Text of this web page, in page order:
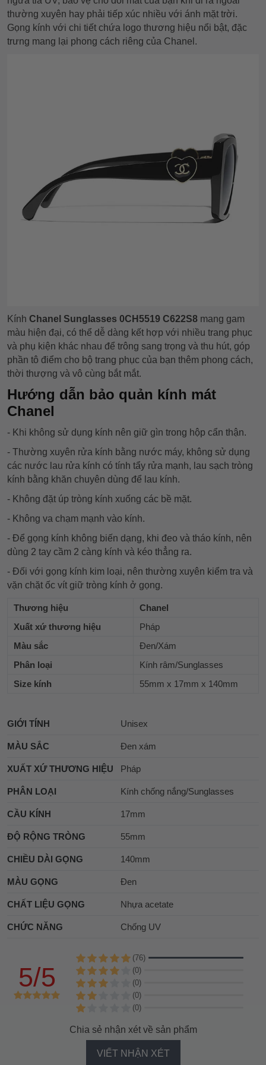
thường xuyên hay phải tiếp xúc nhiều với ánh mặt trời.
Gọng kính với chi tiết chứa logo thương hiệu nổi bật, đặc
trưng mang lại phong cách riêng của Chanel.
Kính Chanel Sunglasses 0CH5519 C622S8 mang gam
màu hiện đại, có thể dễ dàng kết hợp với nhiều trang phục
và phụ kiện khác nhau để trông sang trọng và thu hút, góp
phần tô điểm cho bộ trang phục của bạn thêm phong cách,
thời thượng và vô cùng bắt mắt.
Hướng dẫn bảo quản kính mát
Chanel
- Khi không sử dụng kính nên giữ gìn trong hộp cẩn thận.
- Thường xuyên rửa kính bằng nước máy, không sử dụng
các nước lau rửa kính có tính tẩy rửa mạnh, lau sạch tròng
kính bằng khăn chuyên dùng để lau kính.
- Không đặt úp tròng kính xuống các bề mặt.
- Không va chạm mạnh vào kính.
- Để gọng kính không biến dạng, khi đeo và tháo kính, nên
dùng 2 tay cầm 2 càng kính và kéo thẳng ra.
- Đối với gọng kính kim loại, nên thường xuyên kiểm tra và
vặn chặt ốc vít giữ tròng kính ở gọng.
Thương hiệu
Chanel
Xuất xứ thương hiệu
Pháp
Màu sắc
Đen/Xám
Phân loại
Kính râm/Sunglasses
Size kính
55mm x 17mm x 140mm
GIỚI TÍNH Unisex
MÀU SẮC Đen xám
XUẤT XỨ THƯƠNG HIỆU Pháp
PHÂN LOẠI Kính chống nắng/Sunglasses
CẦU KÍNH 17mm
ĐỘ RỘNG TRÒNG 55mm
CHIỀU DÀI GỌNG 140mm
MÀU GỌNG Đen
CHẤT LIỆU GỌNG Nhựa acetate
CHỨC NĂNG Chống UV
5/5
(76)
(0)
(0)
(0)
(0)
Chia sẻ nhận xét về sản phẩm
VIẾT NHẬN XÉT